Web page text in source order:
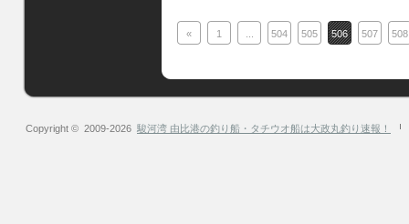
« 1 504 505 506 507 508
Copyright © 2009-2026 駿河湾 由比港の釣り船・タチウオ船は大政丸釣り速報！